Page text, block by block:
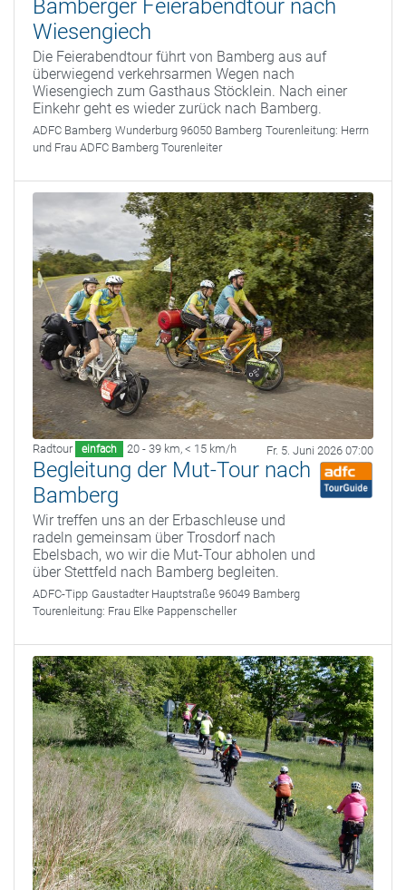
Bamberger Feierabendtour nach
Wiesengiech
Die Feierabendtour führt von Bamberg aus auf
überwiegend verkehrsarmen Wegen nach
Wiesengiech zum Gasthaus Stöcklein. Nach einer
Einkehr geht es wieder zurück nach Bamberg.
ADFC Bamberg Wunderburg 96050 Bamberg Tourenleitung: Herrn
und Frau ADFC Bamberg Tourenleiter
Radtour einfach 20 - 39 km, < 15 km/h Fr. 5. Juni 2026 07:00
Begleitung der Mut-Tour nach
Bamberg
Wir treffen uns an der Erbaschleuse und
radeln gemeinsam über Trosdorf nach
Ebelsbach, wo wir die Mut-Tour abholen und
über Stettfeld nach Bamberg begleiten.
ADFC-Tipp Gaustadter Hauptstraße 96049 Bamberg
Tourenleitung: Frau Elke Pappenscheller